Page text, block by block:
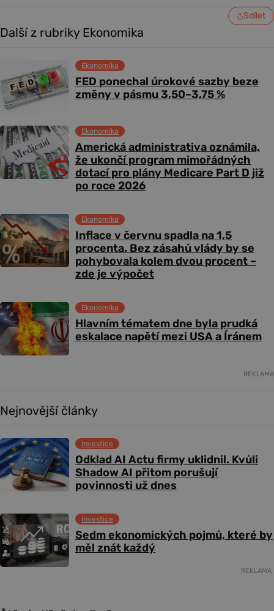
Sdílet
Další z rubriky Ekonomika
FED ponechal úrokové sazby beze
změny v pásmu 3,50–3,75 %
Ekonomika
Americká administrativa oznámila,
že ukončí program mimořádných
dotací pro plány Medicare Part D již
po roce 2026
Ekonomika
Inflace v červnu spadla na 1,5
procenta. Bez zásahů vlády by se
pohybovala kolem dvou procent –
zde je výpočet
Ekonomika
Hlavním tématem dne byla prudká
eskalace napětí mezi USA a Íránem
Ekonomika
REKLAMA
Nejnovější články
Odklad AI Actu firmy uklidnil. Kvůli
Shadow AI přitom porušují
povinnosti už dnes
Investice
Sedm ekonomických pojmů, které by
měl znát každý
Investice
REKLAMA